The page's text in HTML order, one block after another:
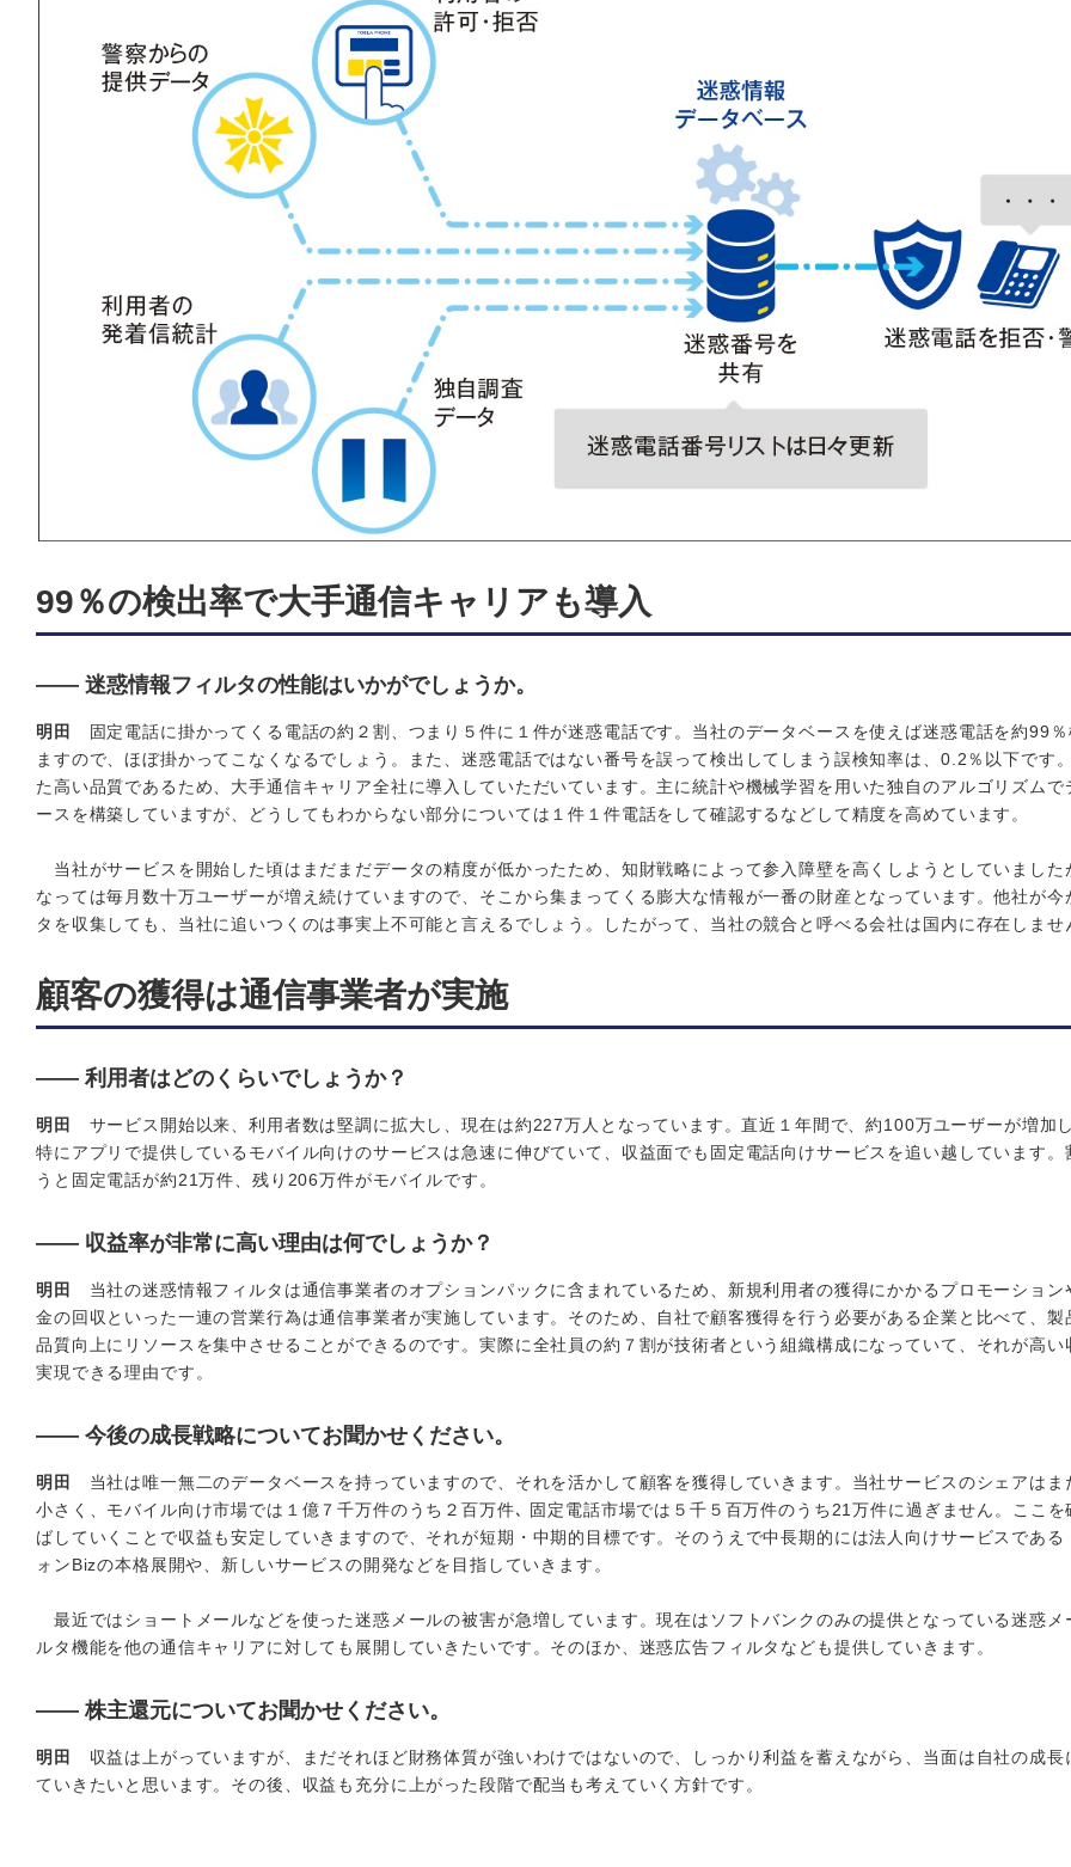
99％の検出率で大手通信キャリアも導入
―― 迷惑情報フィルタの性能はいかがでしょうか。
明田
固定電話に掛かってくる電話の約２割、つまり５件に１件が迷惑電話です。当社のデータベースを使えば迷惑電話を約99
ますので、ほぼ掛かってこなくなるでしょう。また、迷惑電話ではない番号を誤って検出してしまう誤検知率は、0.2％以下です
た高い品質であるため、大手通信キャリア全社に導入していただいています。主に統計や機械学習を用いた独自のアルゴリズムで
ースを構築していますが、どうしてもわからない部分については１件１件電話をして確認するなどして精度を高めています。
当社がサービスを開始した頃はまだまだデータの精度が低かったため、知財戦略によって参入障壁を高くしようとしていました
なっては毎月数十万ユーザーが増え続けていますので、そこから集まってくる膨大な情報が一番の財産となっています。他社が今
タを収集しても、当社に追いつくのは事実上不可能と言えるでしょう。したがって、当社の競合と呼べる会社は国内に存在しませ
顧客の獲得は通信事業者が実施
―― 利用者はどのくらいでしょうか？
明田
サービス開始以来、利用者数は堅調に拡大し、現在は約227万人となっています。直近１年間で、約100万ユーザーが増加
特にアプリで提供しているモバイル向けのサービスは急速に伸びていて、収益面でも固定電話向けサービスを追い越しています。
うと固定電話が約21万件、残り206万件がモバイルです。
―― 収益率が非常に高い理由は何でしょうか？
明田
当社の迷惑情報フィルタは通信事業者のオプションパックに含まれているため、新規利用者の獲得にかかるプロモーション
金の回収といった一連の営業行為は通信事業者が実施しています。そのため、自社で顧客獲得を行う必要がある企業と比べて、製
品質向上にリソースを集中させることができるのです。実際に全社員の約７割が技術者という組織構成になっていて、それが高い
実現できる理由です。
―― 今後の成長戦略についてお聞かせください。
明田
当社は唯一無二のデータベースを持っていますので、それを活かして顧客を獲得していきます。当社サービスのシェアはま
小さく、モバイル向け市場では１億７千万件のうち２百万件､ 固定電話市場では５千５百万件のうち21万件に過ぎません。ここを
ばしていくことで収益も安定していきますので、それが短期・中期的目標です。そのうえで中長期的には法人向けサービスである
ォンBizの本格展開や、新しいサービスの開発などを目指していきます。
最近ではショートメールなどを使った迷惑メールの被害が急増しています。現在はソフトバンクのみの提供となっている迷惑メ
ルタ機能を他の通信キャリアに対しても展開していきたいです。そのほか、迷惑広告フィルタなども提供していきます。
―― 株主還元についてお聞かせください。
明田
収益は上がっていますが、まだそれほど財務体質が強いわけではないので、しっかり利益を蓄えながら、当面は自社の成長
ていきたいと思います。その後、収益も充分に上がった段階で配当も考えていく方針です。